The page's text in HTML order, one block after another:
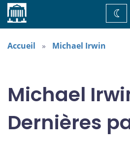
Accueil
de
Accueil Michael Irwin
Michael
Dernières